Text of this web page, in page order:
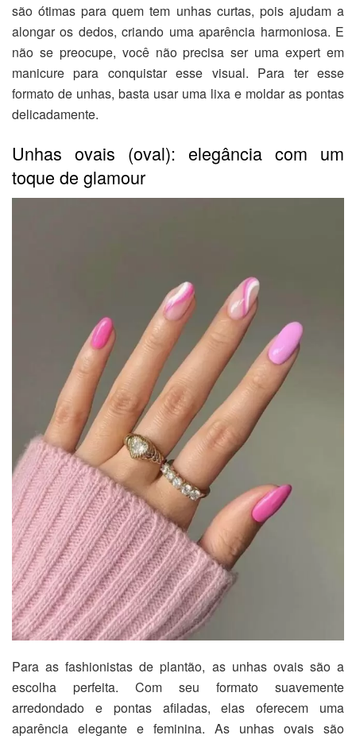
são ótimas para quem tem unhas curtas, pois ajudam a
alongar os dedos, criando uma aparência harmoniosa. E
não se preocupe, você não precisa ser uma expert em
manicure para conquistar esse visual. Para ter esse
formato de unhas, basta usar uma lixa e moldar as pontas
delicadamente.
Unhas ovais (oval): elegância com um
toque de glamour
Para as fashionistas de plantão, as unhas ovais são a
escolha perfeita. Com seu formato suavemente
arredondado e pontas afiladas, elas oferecem uma
aparência elegante e feminina. As unhas ovais são